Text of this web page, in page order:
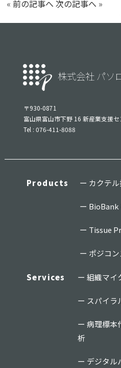
«前の記事へ 次の記事へ »
株式会社 パソ
〒930-0871
富山県富山市下野 16 新産業支援
Tel : 076-411-8088
Products カクテ
BioBank
Tissue
ポジコ
Services 組織マイ
スパイラ
病理標本
析
デジタル